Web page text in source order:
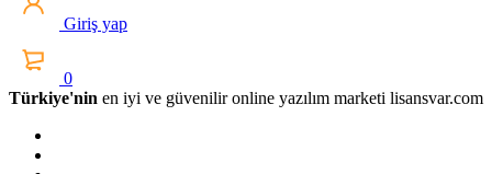
Giriş yap
0
Türkiye'nin en iyi ve güvenilir online yazılım marketi lisansvar.com